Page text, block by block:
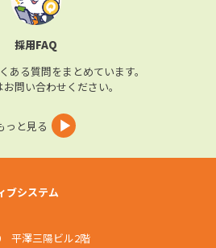
採用FAQ
ある質問をまとめています。
問い合わせください。
っと見る
ブシステム
平澤三陽ビル2階